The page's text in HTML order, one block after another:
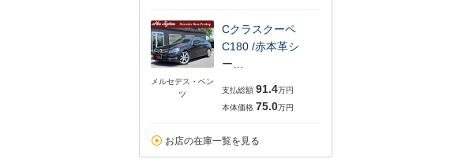
メルセデス・ベン
ツ
Cクラスクーペ
C180 /赤本革シ
ー…
支払総額 91.4万円
本体価格 75.0万円
お店の在庫一覧を見る